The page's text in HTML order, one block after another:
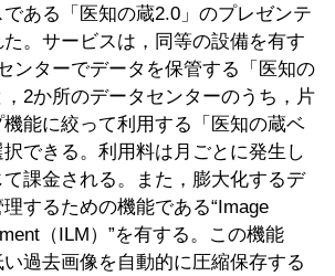
ある「医知の蔵2.0」のプレゼンテ
。サービスは，同等の設備を有す
ンターでデータを保管する「医知の
2か所のデータセンターのうち，片
能に絞って利用する「医知の蔵ベ
できる。利用料は月ごとに発生し
課金される。また，膨大化するデ
するための機能である“Image
（ILM）”を有する。この機能
過去画像を自動的に圧縮保存する